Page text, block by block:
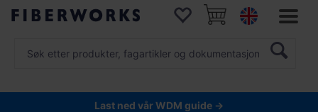
Last ned vår WDM guide →